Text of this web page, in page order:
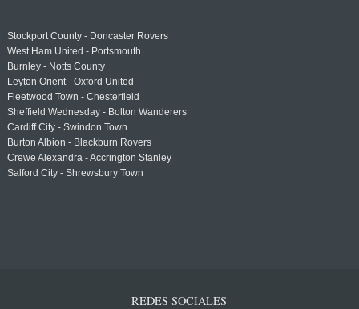
Stockport County - Doncaster Rovers
West Ham United - Portsmouth
Burnley - Notts County
Leyton Orient - Oxford United
Fleetwood Town - Chesterfield
Sheffield Wednesday - Bolton Wanderers
Cardiff City - Swindon Town
Burton Albion - Blackburn Rovers
Crewe Alexandra - Accrington Stanley
Salford City - Shrewsbury Town
REDES SOCIALES